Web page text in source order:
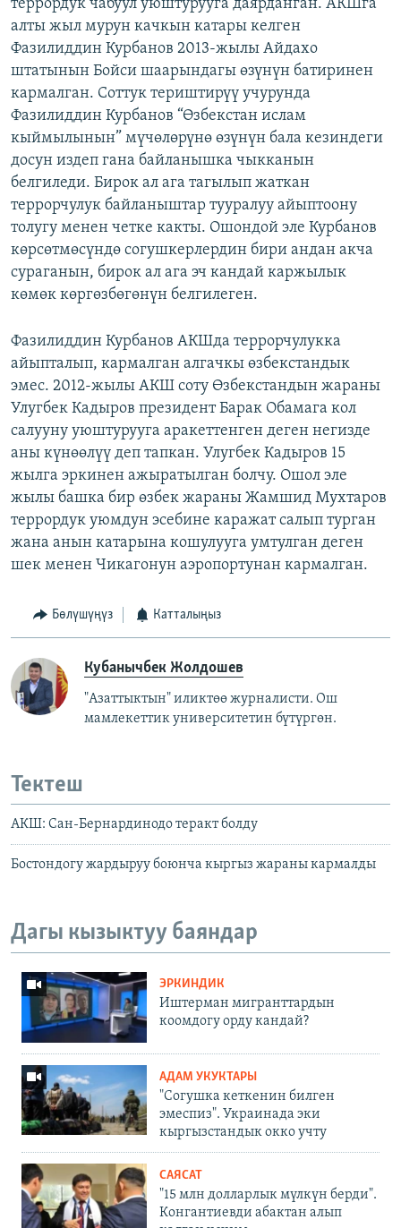
террордук чабуул уюштурууга даярданган. АКШга
алты жыл мурун качкын катары келген
Фазилиддин Курбанов 2013-жылы Айдахо
штатынын Бойси шаарындагы өзүнүн батиринен
кармалган. Соттук териштирүү учурунда
Фазилиддин Курбанов “Өзбекстан ислам
кыймылынын” мүчөлөрүнө өзүнүн бала кезиндеги
досун издеп гана байланышка чыкканын
белгиледи. Бирок ал ага тагылып жаткан
террорчулук байланыштар тууралуу айыптоону
толугу менен четке какты. Ошондой эле Курбанов
көрсөтмөсүндө согушкерлердин бири андан акча
сураганын, бирок ал ага эч кандай каржылык
көмөк көргөзбөгөнүн белгилеген.
Фазилиддин Курбанов АКШда террорчулукка
айыпталып, кармалган алгачкы өзбекстандык
эмес. 2012-жылы АКШ соту Өзбекстандын жараны
Улугбек Кадыров президент Барак Обамага кол
салууну уюштурууга аракеттенген деген негизде
аны күнөөлүү деп тапкан. Улугбек Кадыров 15
жылга эркинен ажыратылган болчу. Ошол эле
жылы башка бир өзбек жараны Жамшид Мухтаров
террордук уюмдун эсебине каражат салып турган
жана анын катарына кошулууга умтулган деген
шек менен Чикагонун аэропортунан кармалган.
Бөлүшүңүз Катталыңыз
Кубанычбек Жолдошев
"Азаттыктын" иликтөө журналисти. Ош
мамлекеттик университетин бүтүргөн.
Тектеш
АКШ: Сан-Бернардинодо теракт болду
Бостондогу жардыруу боюнча кыргыз жараны кармалды
Дагы кызыктуу баяндар
ЭРКИНДИК
Иштерман мигранттардын
коомдогу орду кандай?
АДАМ УКУКТАРЫ
"Согушка кеткенин билген
эмеспиз". Украинада эки
кыргызстандык окко учту
САЯСАТ
"15 млн долларлык мүлкүн берди".
Конгантиевди абактан алып